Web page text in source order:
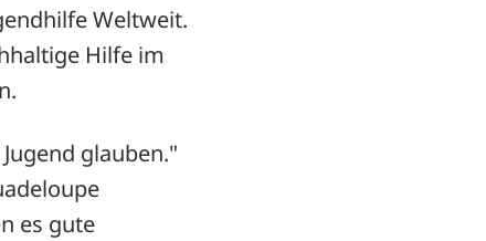
Weltweit.
Hilfe im
glauben."
es gute